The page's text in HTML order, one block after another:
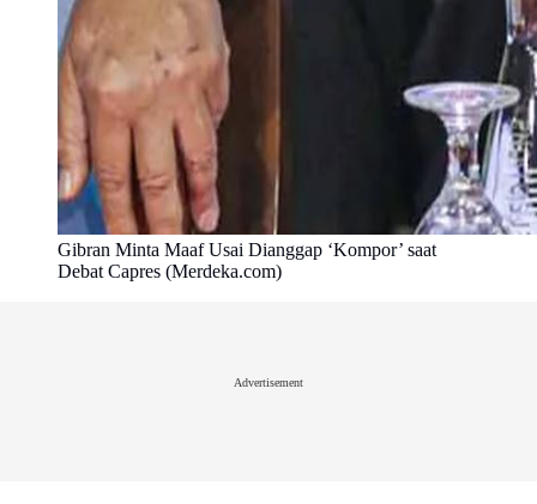
Gibran Minta Maaf Usai Dianggap ‘Kompor’ saat
Debat Capres (Merdeka.com)
Advertisement